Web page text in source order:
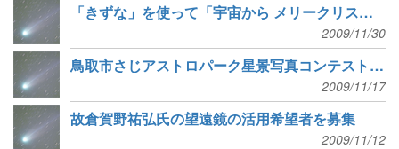
「きずな」を使って「宇宙から メリークリスマス。」
2009/11/30
鳥取市さじアストロパーク星景写真コンテストのお知らせ
2009/11/17
故倉賀野祐弘氏の望遠鏡の活用希望者を募集
2009/11/12